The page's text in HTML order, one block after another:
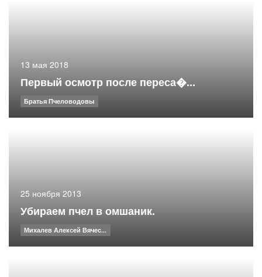
13 мая 2018
Первый осмотр после переса�...
Братья Пчеловодовы
25 ноября 2013
Убираем пчел в омшаник.
Михалев Алексей Вячес...